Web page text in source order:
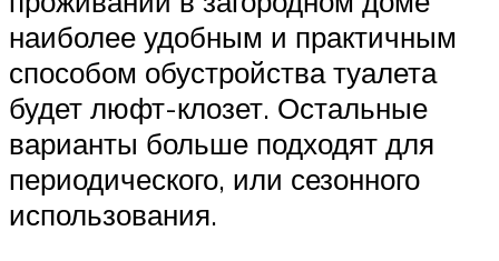
наиболее удобным и практичным
способом обустройства туалета
будет люфт-клозет. Остальные
варианты больше подходят для
периодического, или сезонного
использования.